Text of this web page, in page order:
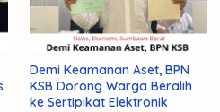
Demi Keamanan Aset, BPN
KSB Dorong Warga Beralih
ke Sertipikat Elektronik